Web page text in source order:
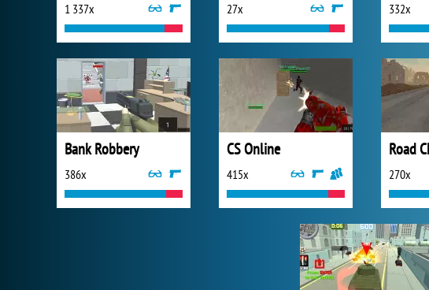
1 337x 27x 332x
Bank Robbery
386x
CS Online
415x 270x